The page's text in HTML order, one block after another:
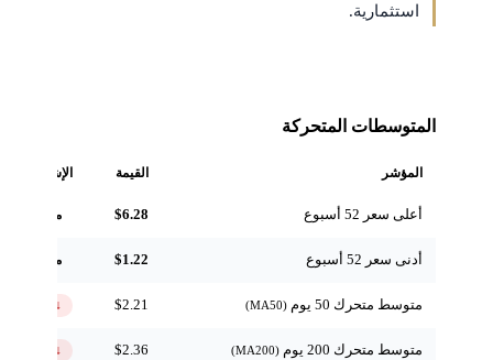
استثمارية.
المتوسطات المتحركة
المؤشر القيمة الإشارة
أعلى سعر 52 أسبوع $6.28 مرجعي
أدنى سعر 52 أسبوع $1.22 مرجعي
متوسط متحرك 50 يوم $2.21 ↓ تحت
متوسط متحرك 200 يوم $2.36 ↓ تحت